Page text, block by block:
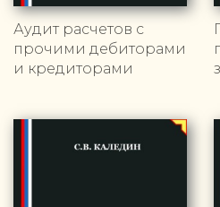
Аудит расчетов с
прочими дебиторами
и кредиторами